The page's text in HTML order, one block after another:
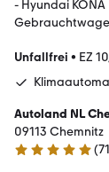
Unfallfrei • EZ
Autoland NL
09113 Chemnitz
4.8 Sterne
(71